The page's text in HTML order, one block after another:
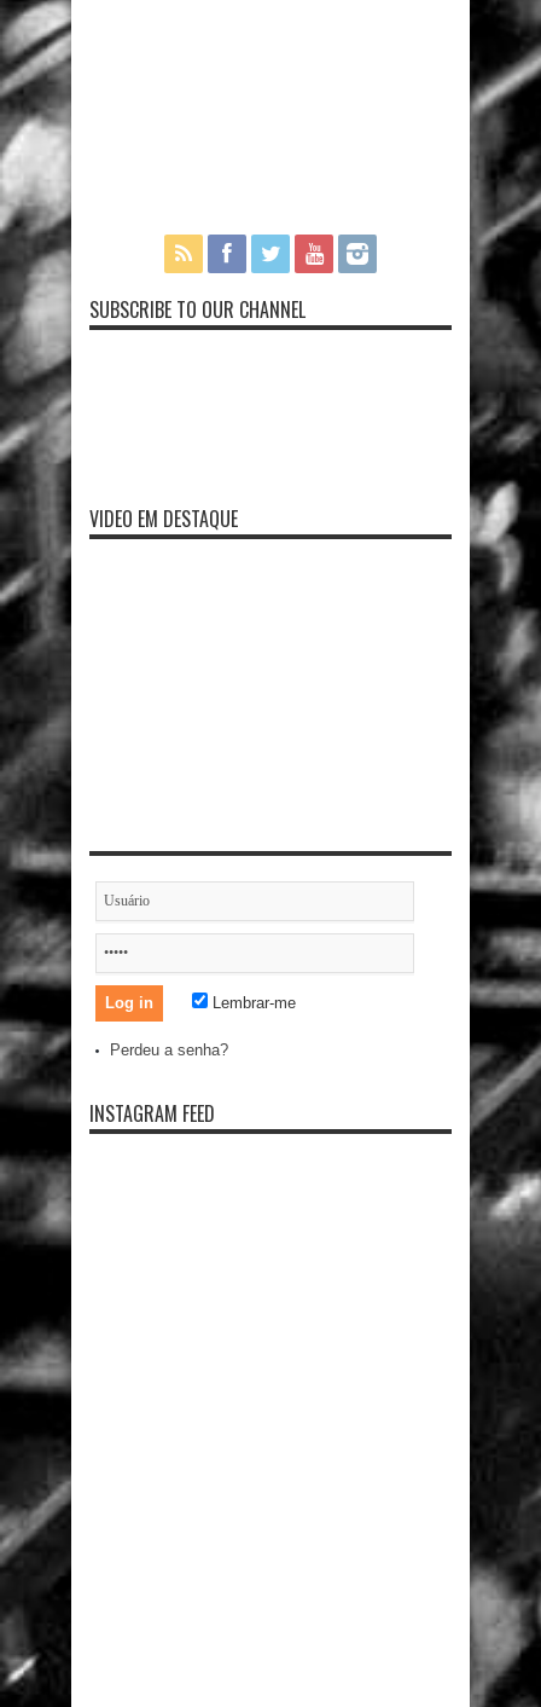
SUBSCRIBE TO OUR CHANNEL
VIDEO EM DESTAQUE
Lembrar-me
Perdeu a senha?
INSTAGRAM FEED